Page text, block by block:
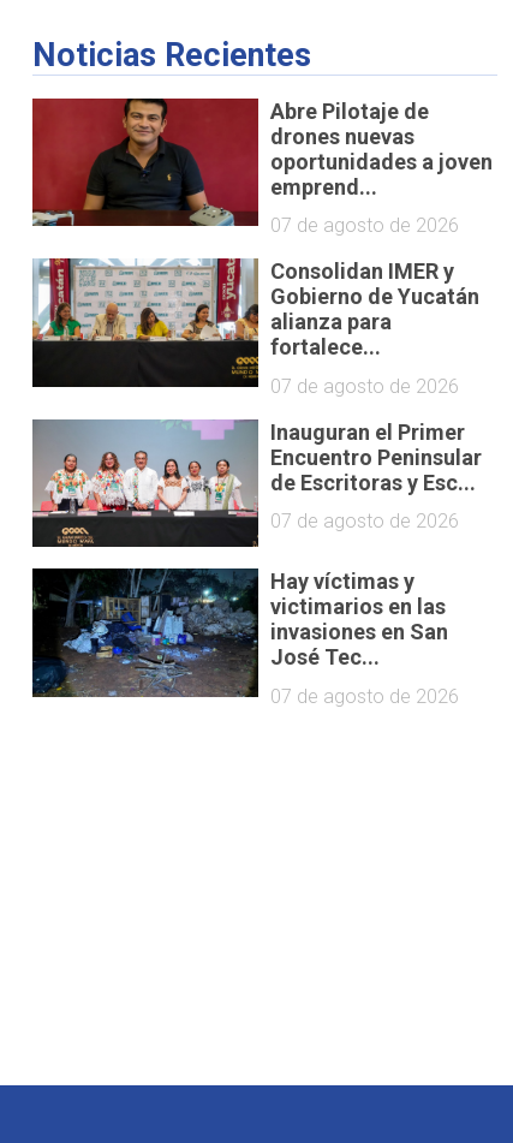
Noticias Recientes
Abre Pilotaje de
drones nuevas
oportunidades a joven
emprend...
07 de agosto de 2026
Consolidan IMER y
Gobierno de Yucatán
alianza para
fortalece...
07 de agosto de 2026
Inauguran el Primer
Encuentro Peninsular
de Escritoras y Esc...
07 de agosto de 2026
Hay víctimas y
victimarios en las
invasiones en San
José Tec...
07 de agosto de 2026